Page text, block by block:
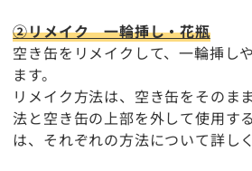
②リメイク 一輪挿し・花瓶
空き缶をリメイクして、一輪挿し
ます。
リメイク方法は、空き缶をそのま
法と空き缶の上部を外して使用す
は、それぞれの方法について詳し